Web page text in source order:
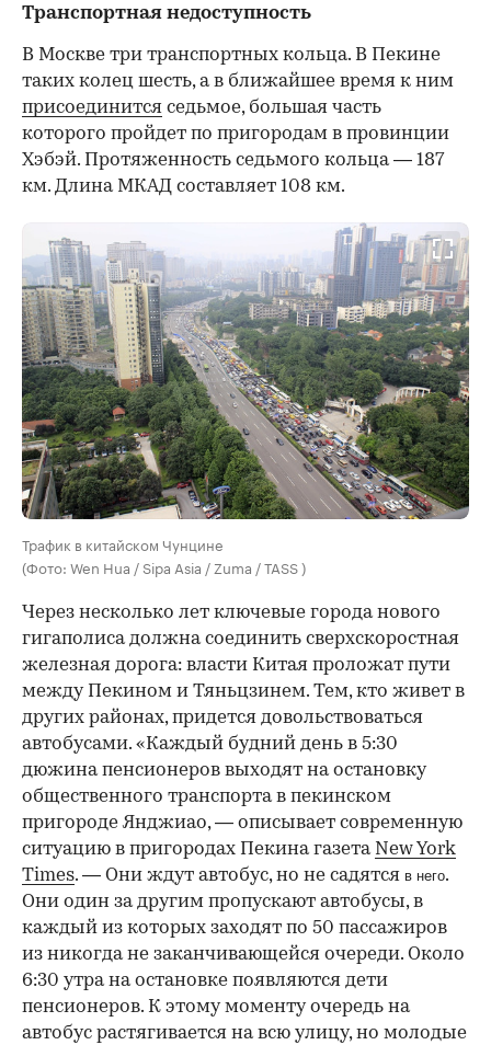
Транспортная недоступность
В Москве три транспортных кольца. В Пекине
таких колец шесть, а в ближайшее время к ним
присоединится седьмое, большая часть
которого пройдет по пригородам в провинции
Хэбэй. Протяженность седьмого кольца — 187
км. Длина МКАД составляет 108 км.
Трафик в китайском Чунцине
(Фото: Wen Hua / Sipa Asia / Zuma / TASS )
Через несколько лет ключевые города нового
гигаполиса должна соединить сверхскоростная
железная дорога: власти Китая проложат пути
между Пекином и Тяньцзинем. Тем, кто живет в
других районах, придется довольствоваться
автобусами. «Каждый будний день в 5:30
дюжина пенсионеров выходят на остановку
общественного транспорта в пекинском
пригороде Янджиао, — описывает современную
ситуацию в пригородах Пекина газета New York
Times. — Они ждут автобус, но не садятся в него.
Они один за другим пропускают автобусы, в
каждый из которых заходят по 50 пассажиров
из никогда не заканчивающейся очереди. Около
6:30 утра на остановке появляются дети
пенсионеров. К этому моменту очередь на
автобус растягивается на всю улицу, но молодые